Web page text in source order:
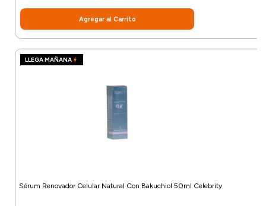
Agregar al Carrito
LLEGA MAÑANA
Sérum Renovador Celular Natural Con Bakuchiol 50ml Celebrity